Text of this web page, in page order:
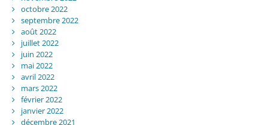
octobre 2022
septembre 2022
août 2022
juillet 2022
juin 2022
mai 2022
avril 2022
mars 2022
février 2022
janvier 2022
décembre 2021